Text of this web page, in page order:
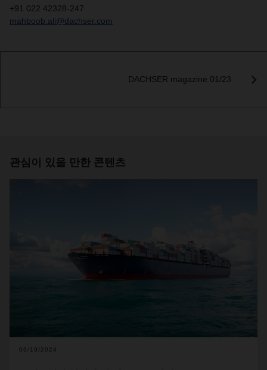
+91 022 42328-247
mahboob.ali@dachser.com
DACHSER magazine 01/23
관심이 있을 만한 콘텐츠
06/19/2024